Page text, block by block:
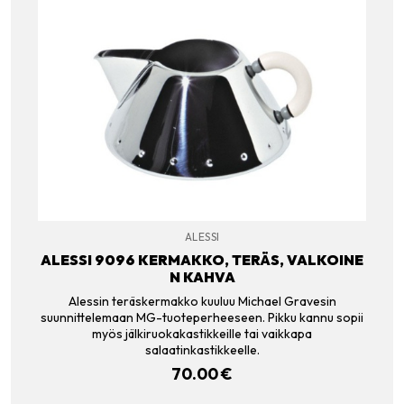
ALESSI
ALESSI 9096 KERMAKKO, TERÄS, VALKOINE
N KAHVA
Alessin teräskermakko kuuluu Michael Gravesin
suunnittelemaan MG-tuoteperheeseen. Pikku kannu sopii
myös jälkiruokakastikkeille tai vaikkapa
salaatinkastikkeelle.
70.00€